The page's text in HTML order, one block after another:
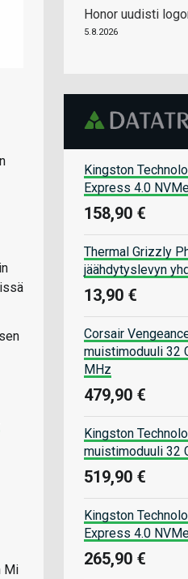
Mi
Honor uudisti
5.8.2026
Kingston
Express 4.0
158,90 €
Thermal Grizzly
jäähdytyslevyn
13,90 €
Corsair
muistimoduuli 32
MHz
479,90 €
Kingston
muistimoduuli 32
519,90 €
Kingston
Express 4.0
265,90 €